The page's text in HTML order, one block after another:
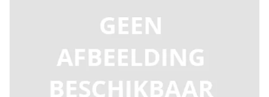
Incl. BTW
€ 206,61